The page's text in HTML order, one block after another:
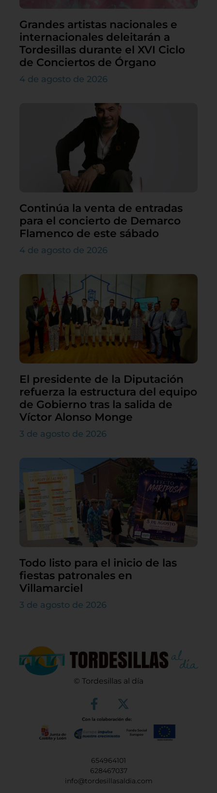
Grandes artistas nacionales e
internacionales deleitarán a
Tordesillas durante el XVI Ciclo
de Conciertos de Órgano
4 de agosto de 2026
Continúa la venta de entradas
para el concierto de Demarco
Flamenco de este sábado
4 de agosto de 2026
El presidente de la Diputación
refuerza la estructura del equipo
de Gobierno tras la salida de
Víctor Alonso Monge
3 de agosto de 2026
Todo listo para el inicio de las
fiestas patronales en
Villamarciel
3 de agosto de 2026
© Tordesillas al día
654964101
628467037
info@tordesillasaldia.com